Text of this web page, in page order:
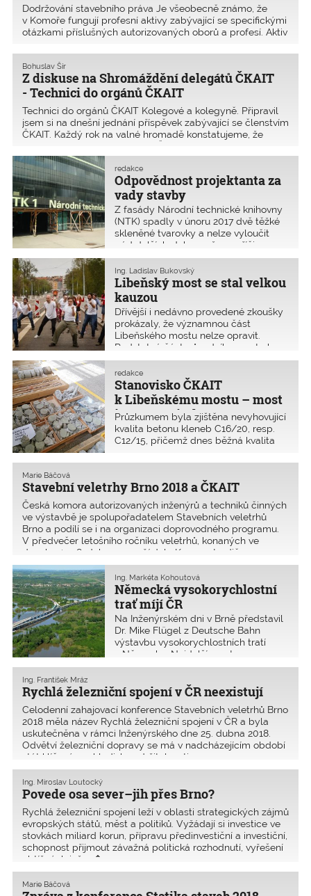
Dodržování stavebního práva Je všeobecně známo, že
v Komoře fungují profesní aktivy zabývající se specifickými
otázkami příslušných autorizovaných oborů a profesí. Aktiv
navrhování, schvalování, provádění
Z diskuse na Shromáždění delegátů ČKAIT
- Technici do orgánů ČKAIT
Bohuslav Šír
Technici do orgánů ČKAIT Kolegové a kolegyně. Připravil
jsem si na dnešní jednání příspěvek zabývající se členstvím
ČKAIT. Každý rok na valné hromadě konstatujeme, že
zájem o schůzování i seminářů s
Odpovědnost projektanta za
vady stavby
redakce
Z fasády Národní technické knihovny
(NTK) spadly v únoru 2017 dvě těžké
skleněné tvarovky a nelze vyloučit
pád dalších. Jako možnou příčinu
uvádí jejich zavěšení a ukotvení na
nosné konstrukci, které je dle
znaleckého posudku realizováno
v rozporu s projektovou dokumentací.
Zhotovitel však vadu provedení
neuznává a věc směřuje k soudnímu
sporu. Provizorní plůtky a stříšky před
NTK asi zůstanou ještě dlouho.
Libeňský most se stal velkou
kauzou
Ing. Ladislav Bukovský
Dřívější i nedávno provedené zkoušky
prokázaly, že významnou část
Libeňského mostu nelze opravit.
Podstatná část původního mostu by
musela být stejně odstraněna
a zhotovena nová. Oprava původních
částí by měla mnohem menší
trvanlivost než výstavba mostu
nového a zároveň s mnohem vyššími
náklady na údržbu opraveného mostu.
Stanovisko ČKAIT
k Libeňskému mostu – most
je neopravitelný
redakce
Průzkumem byla zjištěna nevyhovující
kvalita betonu kleneb C16/20, resp.
C12/15, přičemž dnes běžná kvalita
minimálně C 30/37, tedy dva a půl
Stavební veletrhy Brno 2018 a ČKAIT
Marie Báčová
Česká komora autorizovaných inženýrů a techniků činných
ve výstavbě je spolupořadatelem Stavebních veletrhů
Brno a podílí se i na organizaci doprovodného programu.
V předvečer letošního ročníku veletrhů, konaných ve
dnech 24.–28. ­dubna, uspořádala Komora tradičn
Německá vysokorychlostní
trať míjí ČR
Ing. Markéta Kohoutová
Na Inženýrském dni v Brně představil
Dr. Mike Flügel z Deutsche Bahn
výstavbu vysokorychlostních tratí
v Německu. Nejdelší most na
vysokorychlostní trati vede nad
Rychlá železniční spojení v ČR neexistují
Ing. František Mráz
Celodenní zahajovací konference Stavebních veletrhů Brno
2018 měla název Rychlá železniční spojení v ČR a byla
uskutečněna v rámci Inženýrského dne 25. dubna 2018.
Odvětví železniční dopravy se má v nadcházejícím období
stát klíčovým z hlediska udržitelnosti ro
Povede osa sever–jih přes Brno?
Ing. Miroslav Loutocký
Rychlá železniční spojení leží v oblasti strategických zájmů
evropských států, měst a politiků. Vyžádají si investice ve
stovkách miliard korun, přípravu předinvestiční a investiční,
schopnost přijmout závažná politická rozhodnutí, vyřešení
obtížných inžen�
Marie Báčová